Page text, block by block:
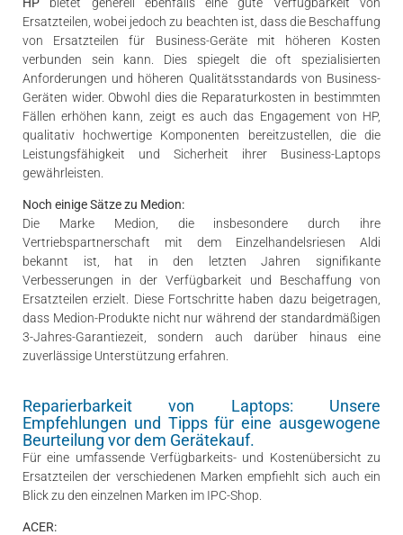
Ersatzteilen, wobei jedoch zu beachten ist, dass die Beschaffung
von Ersatzteilen für Business-Geräte mit höheren Kosten
verbunden sein kann. Dies spiegelt die oft spezialisierten
Anforderungen und höheren Qualitätsstandards von Business-
Geräten wider. Obwohl dies die Reparaturkosten in bestimmten
Fällen erhöhen kann, zeigt es auch das Engagement von HP,
qualitativ hochwertige Komponenten bereitzustellen, die die
Leistungsfähigkeit und Sicherheit ihrer Business-Laptops
gewährleisten.
Noch einige Sätze zu Medion:
Die Marke Medion, die insbesondere durch ihre
Vertriebspartnerschaft mit dem Einzelhandelsriesen Aldi
bekannt ist, hat in den letzten Jahren signifikante
Verbesserungen in der Verfügbarkeit und Beschaffung von
Ersatzteilen erzielt. Diese Fortschritte haben dazu beigetragen,
dass Medion-Produkte nicht nur während der standardmäßigen
3-Jahres-Garantiezeit, sondern auch darüber hinaus eine
zuverlässige Unterstützung erfahren.
Reparierbarkeit von Laptops: Unsere
Empfehlungen und Tipps für eine ausgewogene
Beurteilung vor dem Gerätekauf.
Für eine umfassende Verfügbarkeits- und Kostenübersicht zu
Ersatzteilen der verschiedenen Marken empfiehlt sich auch ein
Blick zu den einzelnen Marken im IPC-Shop.
ACER: